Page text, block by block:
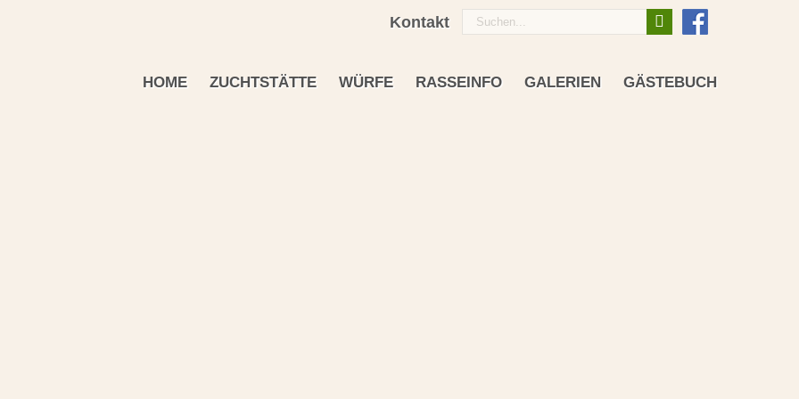
Kontakt
Suche
HOME ZUCHTSTÄTTE WÜRFE RASSEINFO GALERIEN GÄSTEBUCH